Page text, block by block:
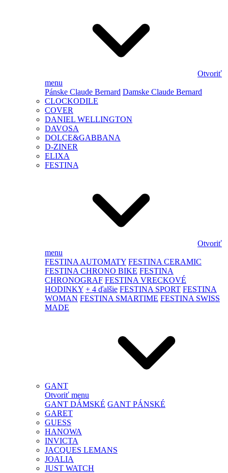
Otvoriť
menu
Pánske Claude Bernard Damske Claude Bernard
CLOCKODILE
COVER
DANIEL WELLINGTON
DAVOSA
DOLCE&GABBANA
D-ZINER
ELIXA
FESTINA
Otvoriť
menu
FESTINA AUTOMATY FESTINA CERAMIC
FESTINA CHRONO BIKE FESTINA
CHRONOGRAF FESTINA VRECKOVÉ
HODINKY + 4 ďalšie FESTINA SPORT FESTINA
WOMAN FESTINA SMARTIME FESTINA SWISS
MADE
GANT
Otvoriť menu
GANT DÁMSKÉ GANT PÁNSKÉ
GARET
GUESS
HANOWA
INVICTA
JACQUES LEMANS
JOALIA
JUST WATCH